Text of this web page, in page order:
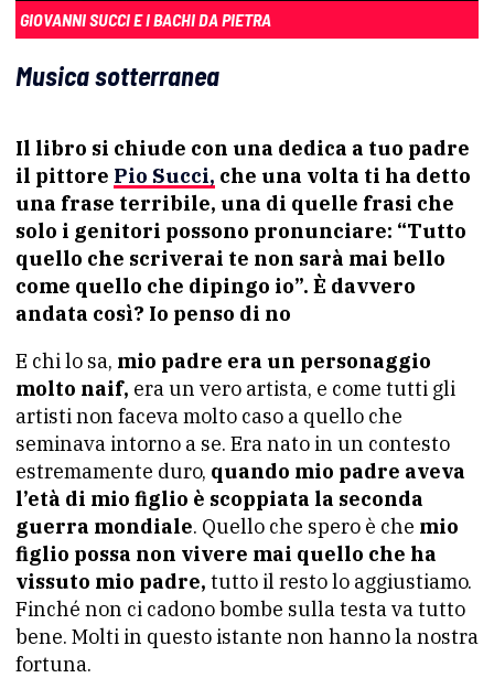
GIOVANNI SUCCI E I BACHI DA PIETRA
Musica sotterranea
Il libro si chiude con una dedica a tuo padre
il pittore Pio Succi, che una volta ti ha detto
una frase terribile, una di quelle frasi che
solo i genitori possono pronunciare: “Tutto
quello che scriverai te non sarà mai bello
come quello che dipingo io”. È davvero
andata così? Io penso di no
E chi lo sa, mio padre era un personaggio
molto naif, era un vero artista, e come tutti gli
artisti non faceva molto caso a quello che
seminava intorno a se. Era nato in un contesto
estremamente duro, quando mio padre aveva
l’età di mio figlio è scoppiata la seconda
guerra mondiale. Quello che spero è che mio
figlio possa non vivere mai quello che ha
vissuto mio padre, tutto il resto lo aggiustiamo.
Finché non ci cadono bombe sulla testa va tutto
bene. Molti in questo istante non hanno la nostra
fortuna.